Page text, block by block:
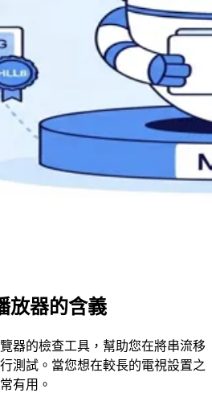
放器的含義
器的檢查工具，幫助您在將串流移
測試。當您想在較長的電視設置之
有用。